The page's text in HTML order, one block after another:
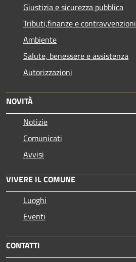
Giustizia e sicurezza pubblica
Tributi,finanze e contravvenzioni
Ambiente
Salute, benessere e assistenza
Autorizzazioni
NOVITÀ
Notizie
Comunicati
Avvisi
VIVERE IL COMUNE
Luoghi
Eventi
CONTATTI